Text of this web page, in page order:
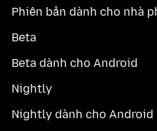
Phiên bản dành cho nhà
Beta
Beta dành cho Android
Nightly
Nightly dành cho Android